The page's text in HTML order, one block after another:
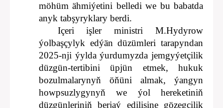
möhüm ähmiýetini belledi we bu babatda
anyk tabşyryklary berdi.
Içeri işler ministri M.Hydyrow
ýolbaşçylyk edýän düzümleri tarapyndan
2025-nji ýylda ýurdumyzda jemgyýetçilik
düzgün-tertibini üpjün etmek, hukuk
bozulmalarynyň öňüni almak, ýangyn
howpsuzlygynyň we ýol hereketiniň
düzgünleriniň berjaý edilişine gözegçilik